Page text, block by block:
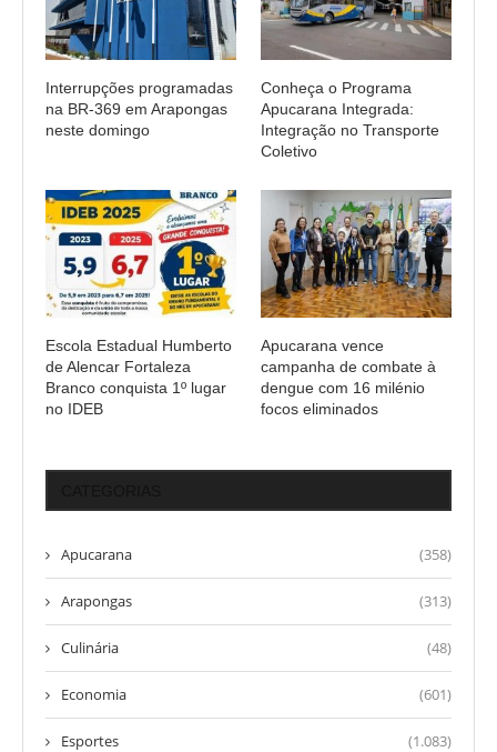
Interrupções programadas
na BR-369 em Arapongas
neste domingo
Conheça o Programa
Apucarana Integrada:
Integração no Transporte
Coletivo
Escola Estadual Humberto
de Alencar Fortaleza
Branco conquista 1º lugar
no IDEB
Apucarana vence
campanha de combate à
dengue com 16 milénio
focos eliminados
Apucarana (358)
Arapongas (313)
Culinária (48)
Economia (601)
Esportes (1.083)